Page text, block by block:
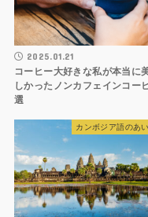
2025.01.21
コーヒー大好きな私が本当に
しかったノンカフェインコー
選
カンボジア語のあ